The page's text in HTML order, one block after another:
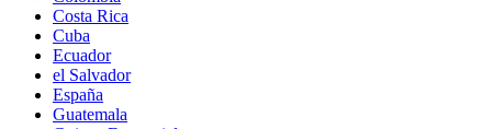
Costa Rica
Cuba
Ecuador
el Salvador
España
Guatemala